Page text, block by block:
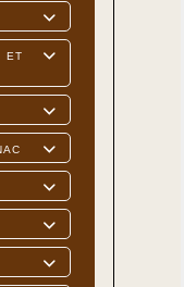


et




